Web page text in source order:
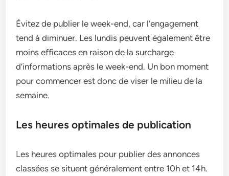
Évitez de publier le week-end, car l’engagement
tend à diminuer. Les lundis peuvent également être
moins efficaces en raison de la surcharge
d’informations après le week-end. Un bon moment
pour commencer est donc de viser le milieu de la
semaine.
Les heures optimales de publication
Les heures optimales pour publier des annonces
classées se situent généralement entre 10h et 14h.